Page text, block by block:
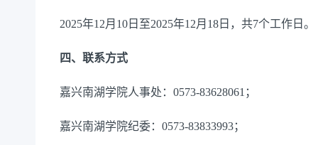
2025年12月10日至2025年12月18日，共7个工作日。
四、联系方式
嘉兴南湖学院人事处：0573-83628061；
嘉兴南湖学院纪委：0573-83833993；